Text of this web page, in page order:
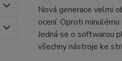
Nová generace velmi
ocení. Oproti
Jedná se o softwarou
všechny nástroje ke